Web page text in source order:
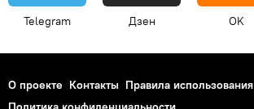
Telegram Дзен OK
О проекте Контакты Правила использования